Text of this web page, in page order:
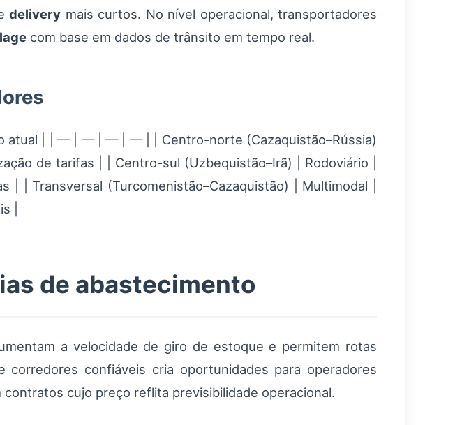
delivery mais curtos. No nível operacional, transportadores
com base em dados de trânsito em tempo real.
atual | | — | — | — | — | | Centro-norte (Cazaquistão–Rússia)
de tarifas | | Centro-sul (Uzbequistão–Irã) | Rodoviário |
| Transversal (Turcomenistão–Cazaquistão) | Multimodal |
|
de abastecimento
a velocidade de giro de estoque e permitem rotas
confiáveis cria oportunidades para operadores
contratos cujo preço reflita previsibilidade operacional.